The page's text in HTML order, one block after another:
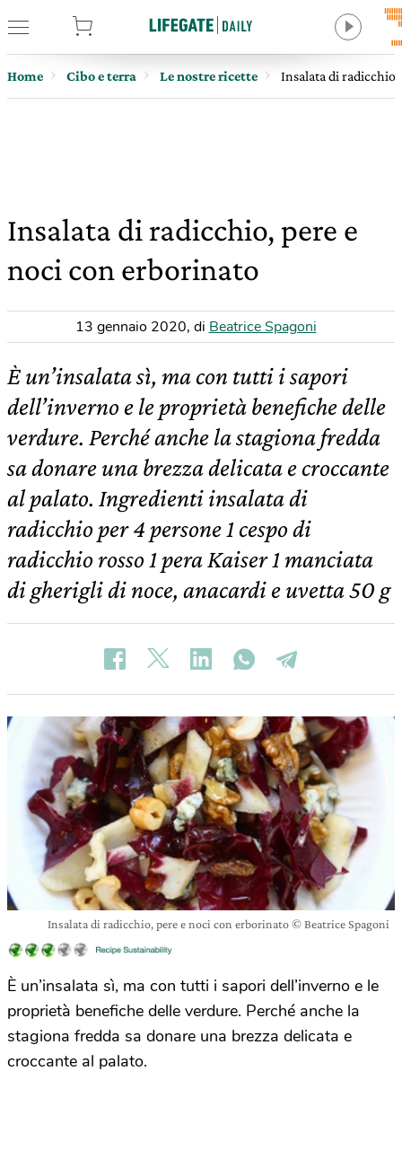
Home Cibo e terra Le nostre ricette Insalata di
Insalata di radicchio, pere e
noci con erborinato
13 gennaio 2020, di Beatrice Spagoni
È un’insalata sì, ma con tutti i sapori
dell’inverno e le proprietà benefiche delle
verdure. Perché anche la stagiona fredda
sa donare una brezza delicata e croccante
al palato. Ingredienti insalata di
radicchio per 4 persone 1 cespo di
radicchio rosso 1 pera Kaiser 1 manciata
di gherigli di noce, anacardi e uvetta 50 g
Insalata di radicchio, pere e noci con erborinato © Beatrice Spagoni
È un’insalata sì, ma con tutti i sapori dell’inverno e le
proprietà benefiche delle verdure. Perché anche la
stagiona fredda sa donare una brezza delicata e
croccante al palato.